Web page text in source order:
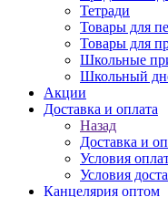
Тетради
Товары для
Товары для
Школьные
Школьный
Акции
Доставка и оплата
Назад
Доставка и
Условия
Условия
Канцелярия оптом